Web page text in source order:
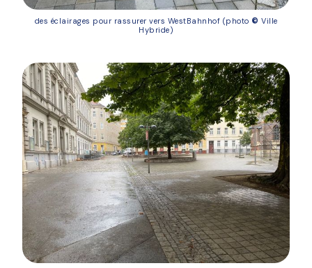
des éclairages pour rassurer vers WestBahnhof (photo © Ville
Hybride)